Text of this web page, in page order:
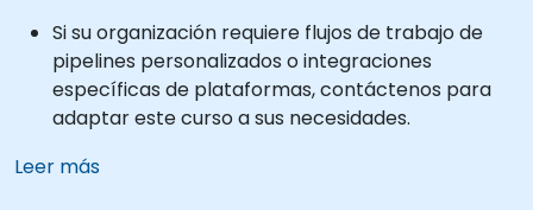
Si su organización requiere flujos de trabajo de
pipelines personalizados o integraciones
específicas de plataformas, contáctenos para
adaptar este curso a sus necesidades.
Leer más